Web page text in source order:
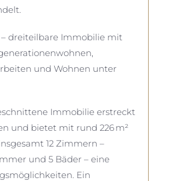
dreiteilbare Immobilie mit
und Wohnen unter
Immobilie erstreckt
und bietet mit rund 226 m²
12 Zimmern –
und 5 Bäder – eine
Ein